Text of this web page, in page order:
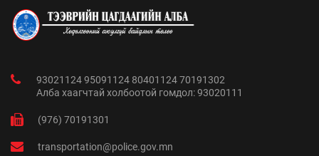
93021124 95091124 80401124 70191302
Алба хаагчтай холбоотой гомдол: 93020111
(976) 70191301
transportation@police.gov.mn